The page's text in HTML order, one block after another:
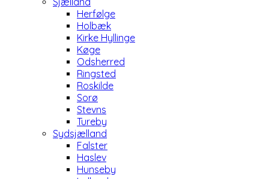
Herfølge
Holbæk
Kirke Hyllinge
Køge
Odsherred
Ringsted
Roskilde
Sorø
Stevns
Tureby
Sydsjælland
Falster
Haslev
Hunseby